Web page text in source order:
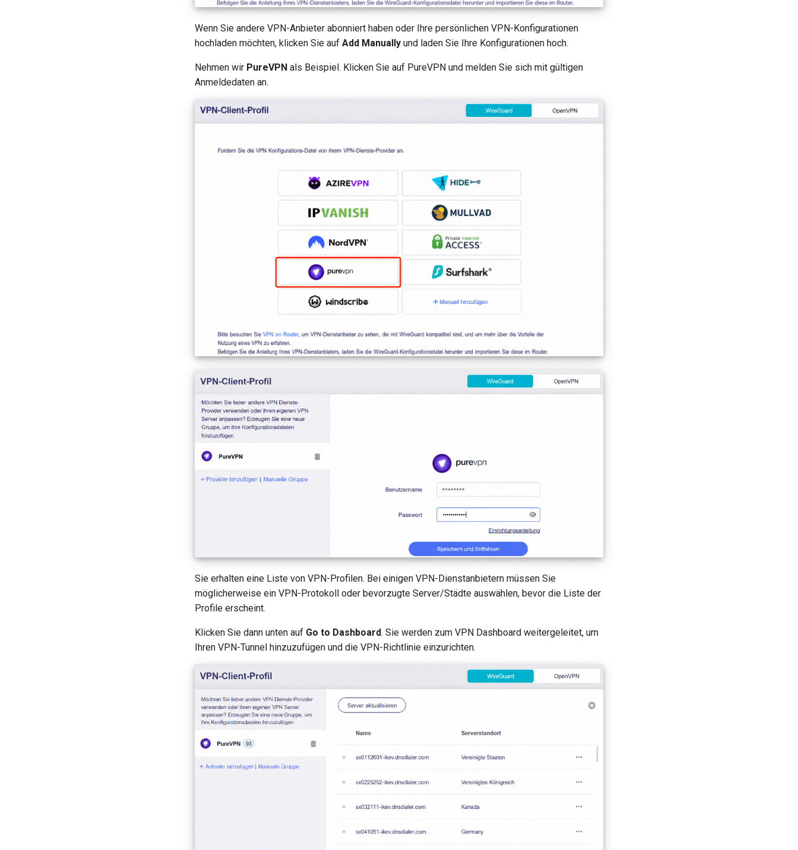
Wenn Sie andere VPN-Anbieter abonniert haben oder Ihre persönlichen VPN-Konfigurationen
hochladen möchten, klicken Sie auf Add Manually und laden Sie Ihre Konfigurationen hoch.
Nehmen wir PureVPN als Beispiel. Klicken Sie auf PureVPN und melden Sie sich mit gültigen
Anmeldedaten an.
Sie erhalten eine Liste von VPN-Profilen. Bei einigen VPN-Dienstanbietern müssen Sie
möglicherweise ein VPN-Protokoll oder bevorzugte Server/Städte auswählen, bevor die Liste der
Profile erscheint.
Klicken Sie dann unten auf Go to Dashboard. Sie werden zum VPN Dashboard weitergeleitet, um
Ihren VPN-Tunnel hinzuzufügen und die VPN-Richtlinie einzurichten.